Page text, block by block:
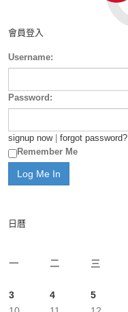
會員登入
Username:
Password:
signup now| forgot password?
Remember Me
日曆
一
二 三
3
4 5